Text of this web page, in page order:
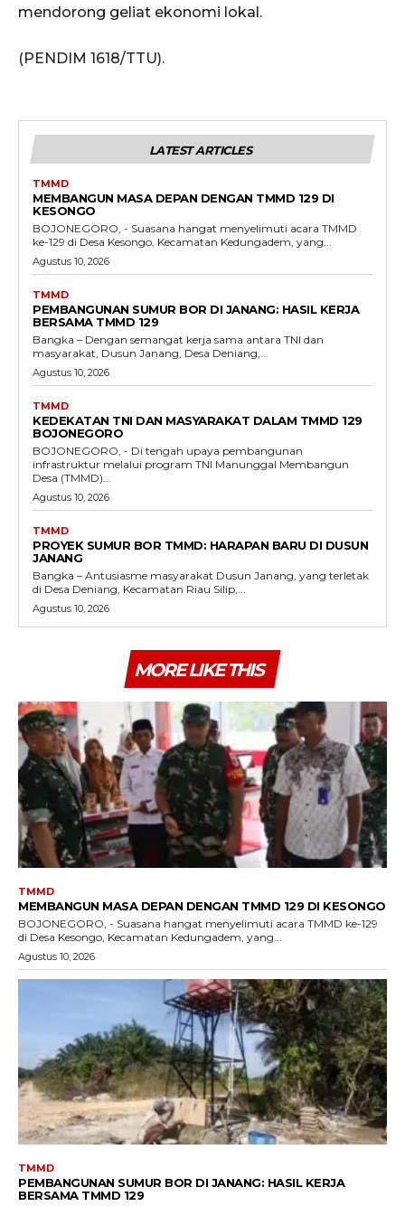
mendorong geliat ekonomi lokal.
(PENDIM 1618/TTU).
LATEST ARTICLES
TMMD
MEMBANGUN MASA DEPAN DENGAN TMMD 129 DI
KESONGO
BOJONEGORO, - Suasana hangat menyelimuti acara TMMD
ke-129 di Desa Kesongo, Kecamatan Kedungadem, yang...
Agustus 10, 2026
TMMD
PEMBANGUNAN SUMUR BOR DI JANANG: HASIL KERJA
BERSAMA TMMD 129
Bangka – Dengan semangat kerja sama antara TNI dan
masyarakat, Dusun Janang, Desa Deniang,...
Agustus 10, 2026
TMMD
KEDEKATAN TNI DAN MASYARAKAT DALAM TMMD 129
BOJONEGORO
BOJONEGORO, - Di tengah upaya pembangunan
infrastruktur melalui program TNI Manunggal Membangun
Desa (TMMD)...
Agustus 10, 2026
TMMD
PROYEK SUMUR BOR TMMD: HARAPAN BARU DI DUSUN
JANANG
Bangka – Antusiasme masyarakat Dusun Janang, yang terletak
di Desa Deniang, Kecamatan Riau Silip,...
Agustus 10, 2026
MORE LIKE THIS
TMMD
MEMBANGUN MASA DEPAN DENGAN TMMD 129 DI KESONGO
BOJONEGORO, - Suasana hangat menyelimuti acara TMMD ke-129
di Desa Kesongo, Kecamatan Kedungadem, yang...
Agustus 10, 2026
TMMD
PEMBANGUNAN SUMUR BOR DI JANANG: HASIL KERJA
BERSAMA TMMD 129